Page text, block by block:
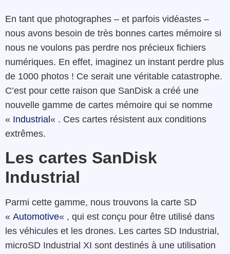
En tant que photographes – et parfois vidéastes –
nous avons besoin de très bonnes cartes mémoire si
nous ne voulons pas perdre nos précieux fichiers
numériques. En effet, imaginez un instant perdre plus
de 1000 photos ! Ce serait une véritable catastrophe.
C’est pour cette raison que SanDisk a créé une
nouvelle gamme de cartes mémoire qui se nomme
« Industrial« . Ces cartes résistent aux conditions
extrêmes.
Les cartes SanDisk
Industrial
Parmi cette gamme, nous trouvons la carte SD
« Automotive« , qui est conçu pour être utilisé dans
les véhicules et les drones. Les cartes SD Industrial,
microSD Industrial XI sont destinés à une utilisation